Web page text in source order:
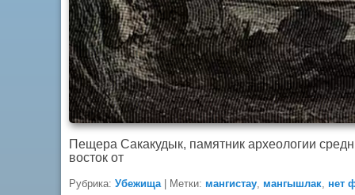
Пещера Сакакудык, памятник археологии
восток от
Рубрика: Убежища Метки: мангистау, мангышлак, нет